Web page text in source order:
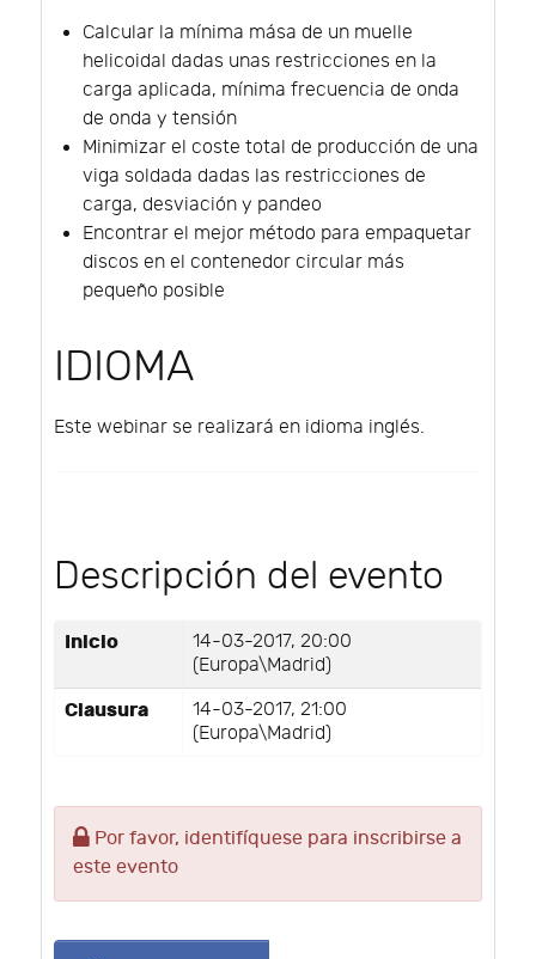
Calcular la mínima mása de un muelle
helicoidal dadas unas restricciones en la
carga aplicada, mínima frecuencia de onda
de onda y tensión
Minimizar el coste total de producción de una
viga soldada dadas las restricciones de
carga, desviación y pandeo
Encontrar el mejor método para empaquetar
discos en el contenedor circular más
pequeño posible
IDIOMA
Este webinar se realizará en idioma inglés.
Descripción del evento
Inicio
14-03-2017, 20:00
(Europa\Madrid)
Clausura
14-03-2017, 21:00
(Europa\Madrid)
Por favor, identifíquese para inscribirse a
este evento